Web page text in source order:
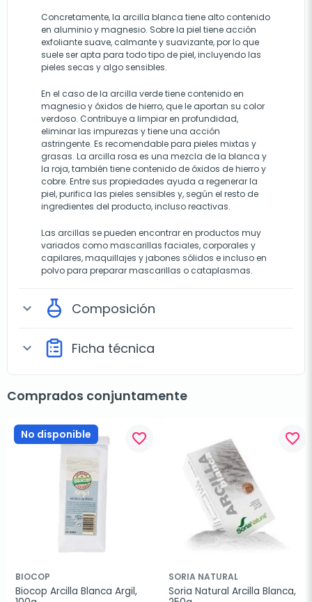
Concretamente, la arcilla blanca tiene alto contenido
en aluminio y magnesio. Sobre la piel tiene acción
exfoliante suave, calmante y suavizante, por lo que
suele ser apta para todo tipo de piel, incluyendo las
pieles secas y algo sensibles.
En el caso de la arcilla verde tiene contenido en
magnesio y óxidos de hierro, que le aportan su color
verdoso. Contribuye a limpiar en profundidad,
eliminar las impurezas y tiene una acción
astringente. Es recomendable para pieles mixtas y
grasas. La arcilla rosa es una mezcla de la blanca y
la roja, también tiene contenido de óxidos de hierro y
cobre. Entre sus propiedades ayuda a regenerar la
piel, purifica las pieles sensibles y, según el resto de
ingredientes del producto, incluso reactivas.
Las arcillas se pueden encontrar en productos muy
variados como mascarillas faciales, corporales y
capilares, maquillajes y jabones sólidos e incluso en
polvo para preparar mascarillas o cataplasmas.
expand_more Composición
expand_more Ficha técnica
Comprados conjuntamente
No disponible favorite_border
BIOCOP
Biocop Arcilla Blanca Argil,
favorite_border
SORIA NATURAL
Soria Natural Arcilla Blanca,